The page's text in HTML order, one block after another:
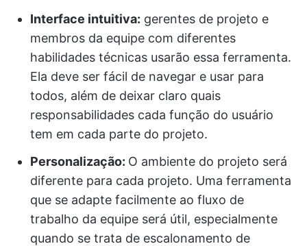
Interface intuitiva: gerentes de projeto e
membros da equipe com diferentes
habilidades técnicas usarão essa ferramenta.
Ela deve ser fácil de navegar e usar para
todos, além de deixar claro quais
responsabilidades cada função do usuário
tem em cada parte do projeto.
Personalização: O ambiente do projeto será
diferente para cada projeto. Uma ferramenta
que se adapte facilmente ao fluxo de
trabalho da equipe será útil, especialmente
quando se trata de escalonamento de